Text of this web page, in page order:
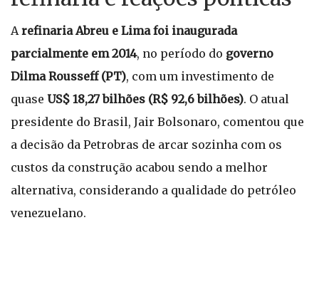
Arefinaria Abreu e Lima foi inaugurada
parcialmente em 2014, no período do governo
Dilma Rousseff (PT), com um investimento de
quase US$ 18,27 bilhões (R$ 92,6 bilhões). O atual
presidente do Brasil, Jair Bolsonaro, comentou que
a decisão da Petrobras de arcar sozinha com os
custos da construção acabou sendo a melhor
alternativa, considerando a qualidade do petróleo
venezuelano.